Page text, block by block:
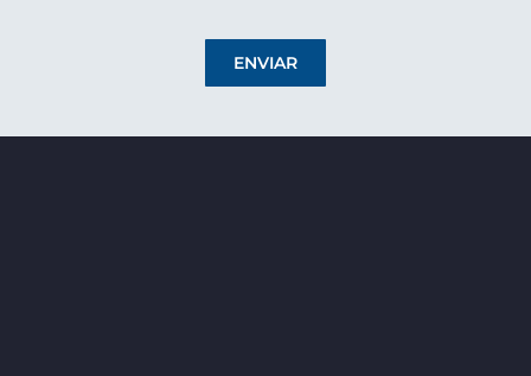
ENVIAR